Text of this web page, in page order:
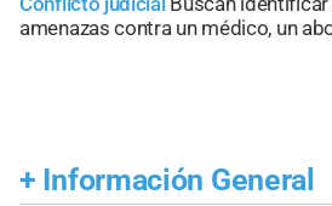
amenazas contra un médico, un
+ Información General